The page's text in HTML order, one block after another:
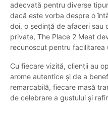
adecvată pentru diverse
dacă este vorba despre o
doi, o ședință de afaceri sau
private, The Place 2 Meat
recunoscut pentru facilitarea
Cu fiecare vizită, clienții au
arome autentice și de a
remarcabilă, fiecare masă
de celebrare a gustului și